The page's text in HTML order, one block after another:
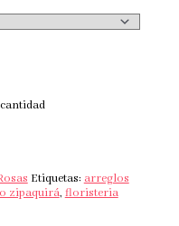
Etiquetas: arreglos
zipaquirá, floristeria